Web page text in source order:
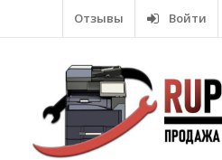
Отзывы Войти